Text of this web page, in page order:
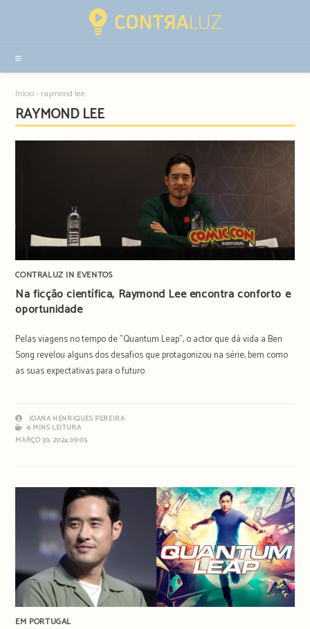
sidebar
Início- raymond lee
RAYMOND LEE
CONTRALUZ IN EVENTOS
Na ficção científica, Raymond Lee encontra conforto e
oportunidade
Pelas viagens no tempo de "Quantum Leap", o actor que dá vida a Ben
Song revelou alguns dos desafios que protagonizou na série, bem como
as suas expectativas para o futuro.
JOANA HENRIQUES PEREIRA
6 MINS LEITURA
MARÇO 30, 2024 09:05
EM PORTUGAL